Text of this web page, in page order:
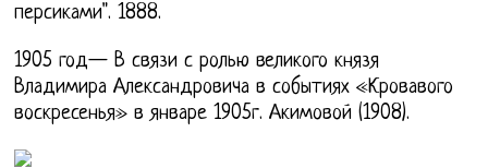
персиками". 1888.
1905 год— В связи с ролью великого князя
Владимира Александровича в событиях «Кровавого
воскресенья» в январе 1905г. Акимовой (1908).